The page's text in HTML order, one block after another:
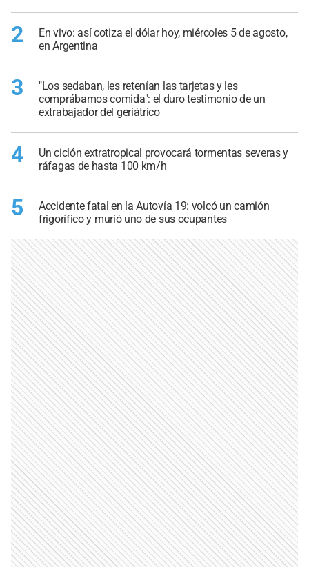
2
En vivo: así cotiza el dólar hoy, miércoles 5 de agosto,
en Argentina
3
"Los sedaban, les retenían las tarjetas y les
comprábamos comida": el duro testimonio de un
extrabajador del geriátrico
4
Un ciclón extratropical provocará tormentas severas y
ráfagas de hasta 100 km/h
5
Accidente fatal en la Autovía 19: volcó un camión
frigorífico y murió uno de sus ocupantes